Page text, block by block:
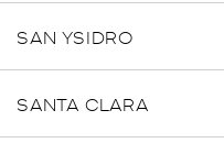
SAN YSIDRO
SANTA CLARA